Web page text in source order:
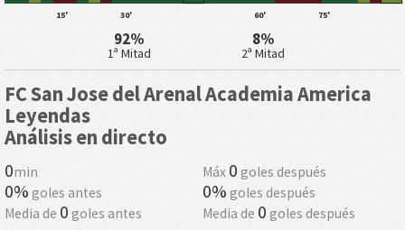
15' 30' 60' 75'
92%
1ª Mitad
8%
2ª Mitad
FC San Jose del Arenal Academia America
Leyendas
Análisis en directo
0min Máx 0 goles después
0% goles antes 0% goles después
Media de 0 goles antes Media de 0 goles después